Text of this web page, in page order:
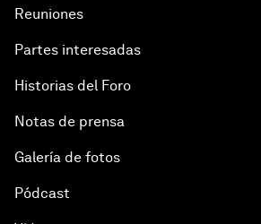
Reuniones
Partes interesadas
Historias del Foro
Notas de prensa
Galería de fotos
Pódcast